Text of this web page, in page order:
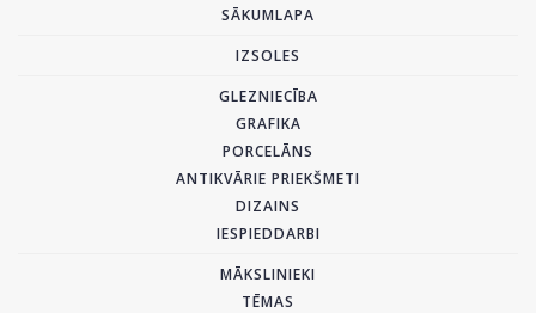
SĀKUMLAPA
IZSOLES
GLEZNIECĪBA
GRAFIKA
PORCELĀNS
ANTIKVĀRIE PRIEKŠMETI
DIZAINS
IESPIEDDARBI
MĀKSLINIEKI
TĒMAS